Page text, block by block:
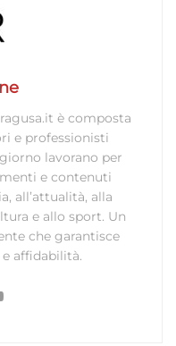
è composta
e professionisti
lavorano per
e contenuti
all’attualità, alla
e allo sport. Un
che garantisce
affidabilità.